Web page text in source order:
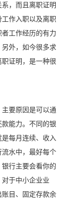
，而且离职证明
工作入职以及离职
工作经历的有力
外，如今很多求
证明，是一种很
要原因是可以通
能力。不同的银
每月连续、收入
水中，最好每个
行主要会看你的
于中小企业业
目、固定存款余